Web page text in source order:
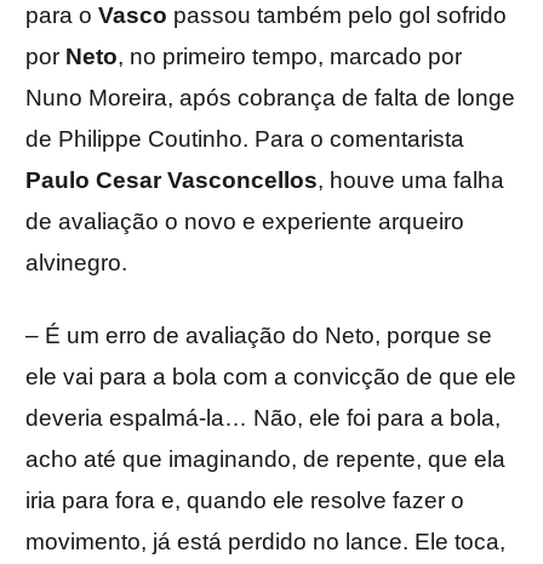
para o Vasco passou também pelo gol sofrido
por Neto, no primeiro tempo, marcado por
Nuno Moreira, após cobrança de falta de longe
de Philippe Coutinho. Para o comentarista
Paulo Cesar Vasconcellos, houve uma falha
de avaliação o novo e experiente arqueiro
alvinegro.
– É um erro de avaliação do Neto, porque se
ele vai para a bola com a convicção de que ele
deveria espalmá-la… Não, ele foi para a bola,
acho até que imaginando, de repente, que ela
iria para fora e, quando ele resolve fazer o
movimento, já está perdido no lance. Ele toca,